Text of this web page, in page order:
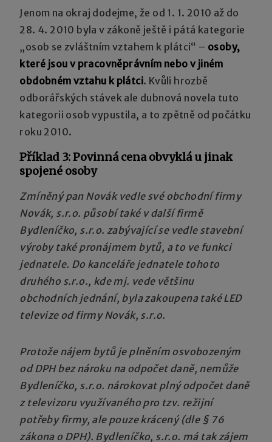
Jenom na okraj dodejme, že od 1. 1. 2010 až do
28. 4. 2010 byla v zákoně ještě i pátá kategorie
„osob se zvláštním vztahem k plátci“ – osoby,
které jsou v pracovněprávním nebo v jiném
obdobném vztahu k plátci. Kvůli hrozbě
odborářských stávek ale dubnová novela tuto
kategorii osob vypustila, a to zpětně od počátku
roku 2010.
Příklad 3: Povinná cena obvyklá u jinak
spojené osoby
Zmíněný pan Novák vedle své obchodní firmy
Novák, s.r.o. působí také v další firmě
Bydleníčko, s.r.o. zabývající se vedle stavební
výroby také pronájmem bytů, a to ve funkci
jednatele. Do kanceláře jednatele tohoto
druhého s.r.o., kde mj. vede většinu
obchodních jednání, byla zakoupena také LED
televize od firmy Novák, s.r.o.
Protože nájem bytů je plněním osvobozeným
od DPH bez nároku na odpočet daně, nemůže
Bydleníčko, s.r.o. nárokovat plný odpočet daně
z televizoru využívaného pro tzv. režijní
potřeby firmy, ale pouze krácený (dle § 76
zákona o DPH). Bydleníčko, s.r.o. má tak zájem